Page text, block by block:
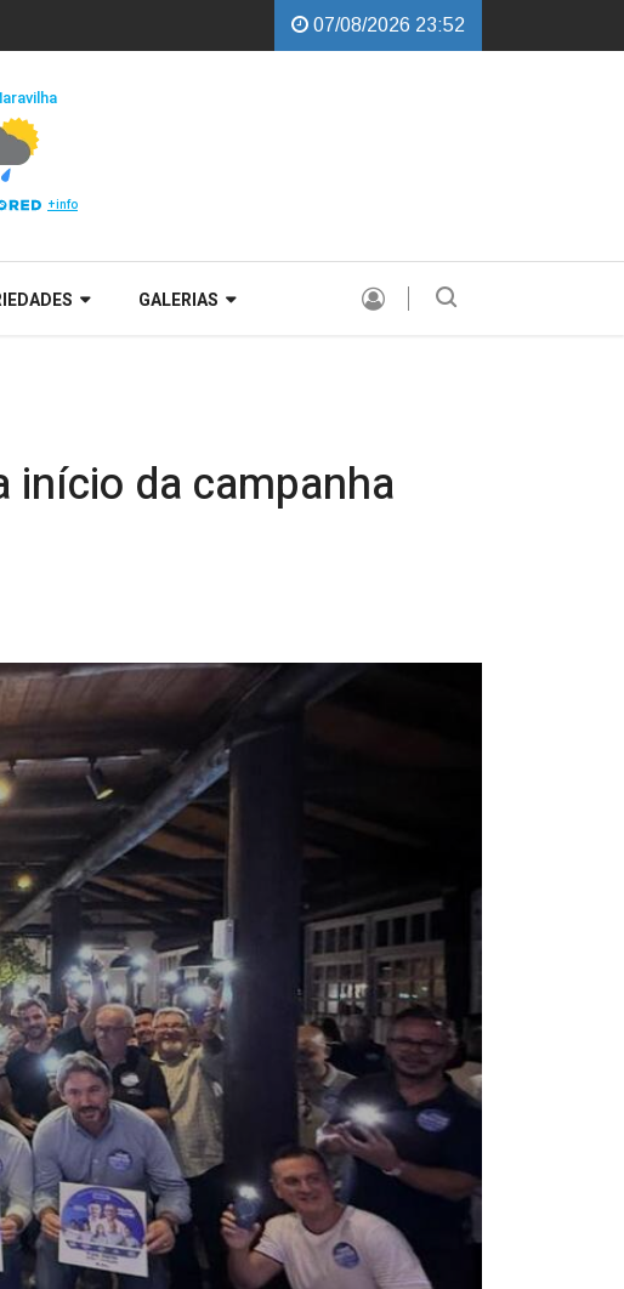
| Cobalchini garante instalação de Comissão Especial para avaliar a PEC de
07/08/2026 23:52
GALERIAS
início da campanha